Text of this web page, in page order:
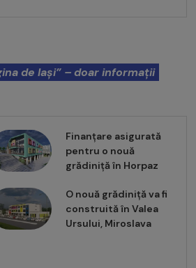
de Iași” – doar informații
Finanțare asigurată
pentru o nouă
grădiniță în Horpaz
O nouă grădiniță va fi
construită în Valea
Ursului, Miroslava